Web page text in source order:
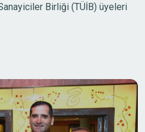
Birliği (TÜİB) üyeleri